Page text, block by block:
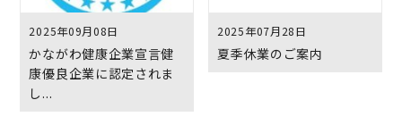
2025年09月08日
かながわ健康企業宣言健
康優良企業に認定されま
し...
2025年07月28日
夏季休業のご案内